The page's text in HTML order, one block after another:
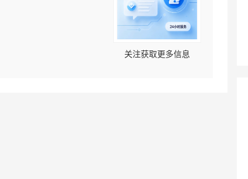
关注获取更多信息